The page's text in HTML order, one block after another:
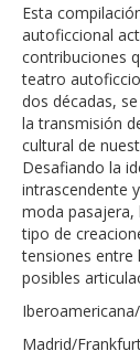
Esta
autoficcional
contribuciones
teatro
dos décadas,
la transmisión
cultural de
Desafiando la
intrascendente
moda pasajera,
tipo de
tensiones entre
posibles
Madrid/